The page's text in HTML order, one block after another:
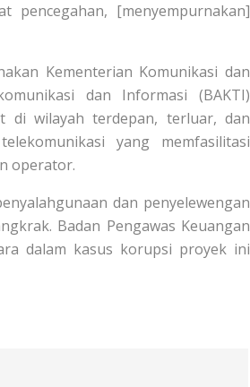
pencegahan, [menyempurnakan]
Kementerian Komunikasi dan
dan Informasi (BAKTI)
di wilayah terdepan, terluar, dan
yang memfasilitasi
operator.
dan penyelewengan
Badan Pengawas Keuangan
dalam kasus korupsi proyek ini